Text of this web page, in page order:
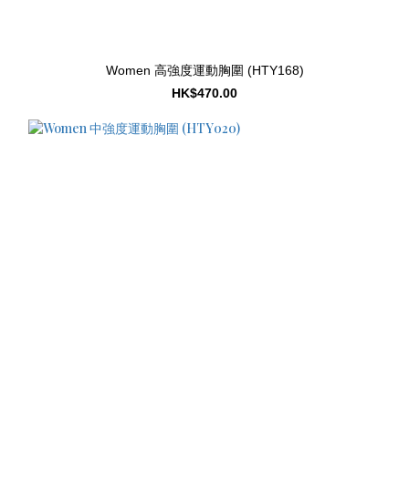
Women 高強度運動胸圍 (HTY168)
HK$470.00